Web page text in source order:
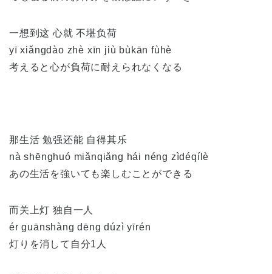
一想到这 心就 不堪负荷
yī xiǎngdào zhè xīn jiù bùkān fùhè
考えると心が負荷に耐えられなくなる
那生活 勉强还能 自得其乐
nà shēnghuó miǎnqiǎng hái néng zìdéqílè
あの生活を強いても楽しむことができる
而关上灯 独自一人
ér guānshàng dēng dúzì yīrén
灯りを消して自分1人